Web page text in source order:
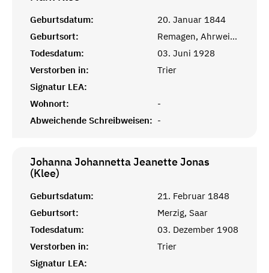
Geburtsdatum:
20. Januar 1844
Geburtsort:
Remagen, Ahrweiler
Todesdatum:
03. Juni 1928
Verstorben in:
Trier
Signatur LEA:
Wohnort:
-
Abweichende Schreibweisen: -
Johanna Johannetta Jeanette Jonas
(Klee)
Geburtsdatum:
21. Februar 1848
Geburtsort:
Merzig, Saar
Todesdatum:
03. Dezember 1908
Verstorben in:
Trier
Signatur LEA: